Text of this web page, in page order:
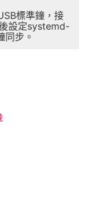
標準鐘，接
設定systemd-
步。